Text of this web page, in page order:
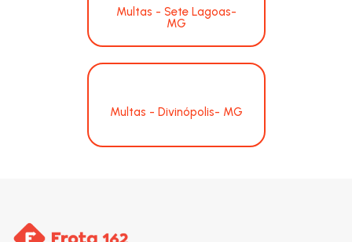
Multas - Sete Lagoas-
MG
Multas - Divinópolis- MG